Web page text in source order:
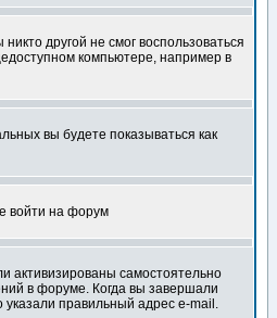
другой не смог воспользоваться
компьютере, например в
вы будете показываться как
войти на форум
активизированы самостоятельно
в форуме. Когда вы завершали
указали правильный адрес e-mail.